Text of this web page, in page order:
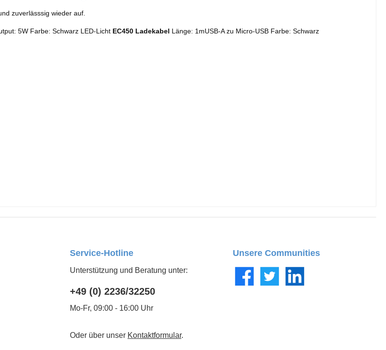
zuverlässsig wieder auf.
5W Farbe: Schwarz LED-Licht EC450 Ladekabel Länge: 1mUSB-A zu Micro-USB Farbe: Schwarz
Service-Hotline
Unterstützung und Beratung unter:
+49 (0) 2236/32250
Mo-Fr, 09:00 - 16:00 Uhr
Oder über unser Kontaktformular.
Unsere Communities
FacebookTwitter LinkedIn